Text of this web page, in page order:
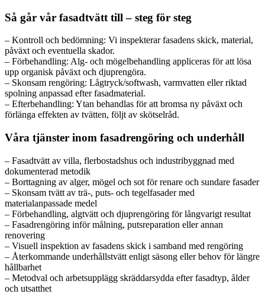
Så går vår fasadtvätt till – steg för steg
– Kontroll och bedömning: Vi inspekterar fasadens skick, material,
påväxt och eventuella skador.
– Förbehandling: Alg- och mögelbehandling appliceras för att lösa
upp organisk påväxt och djuprengöra.
– Skonsam rengöring: Lågtryck/softwash, varmvatten eller riktad
spolning anpassad efter fasadmaterial.
– Efterbehandling: Ytan behandlas för att bromsa ny påväxt och
förlänga effekten av tvätten, följt av skötselråd.
Våra tjänster inom fasadrengöring och underhåll
– Fasadtvätt av villa, flerbostadshus och industribyggnad med
dokumenterad metodik
– Borttagning av alger, mögel och sot för renare och sundare fasader
– Skonsam tvätt av trä-, puts- och tegelfasader med
materialanpassade medel
– Förbehandling, algtvätt och djuprengöring för långvarigt resultat
– Fasadrengöring inför målning, putsreparation eller annan
renovering
– Visuell inspektion av fasadens skick i samband med rengöring
– Återkommande underhållstvätt enligt säsong eller behov för längre
hållbarhet
– Metodval och arbetsupplägg skräddarsydda efter fasadtyp, ålder
och utsatthet